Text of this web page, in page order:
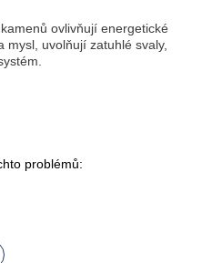
ovlivňují energetické
uvolňují zatuhlé svaly,
problémů: